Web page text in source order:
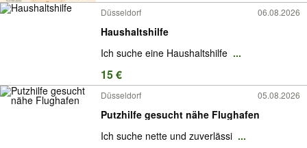
Düsseldorf 06.08.2026
Haushaltshilfe
Ich suche eine Haushaltshilfe ...
15 €
Düsseldorf 05.08.2026
Putzhilfe gesucht nähe Flughafen
Ich suche nette und zuverlässi ...